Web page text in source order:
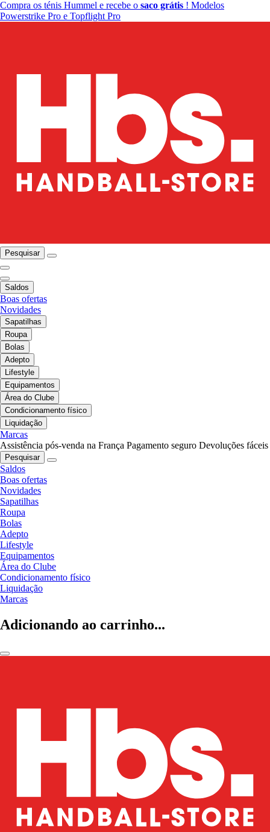
Compra os ténis Hummel e recebe o saco grátis ! Modelos
Powerstrike Pro e Topflight Pro
Pesquisar
Saldos
Boas ofertas
Novidades
Sapatilhas
Roupa
Bolas
Adepto
Lifestyle
Equipamentos
Área do Clube
Condicionamento físico
Liquidação
Marcas
Assistência pós-venda na França Pagamento seguro Devoluções fáceis
Pesquisar
Saldos
Boas ofertas
Novidades
Sapatilhas
Roupa
Bolas
Adepto
Lifestyle
Equipamentos
Área do Clube
Condicionamento físico
Liquidação
Marcas
Adicionando ao carrinho...